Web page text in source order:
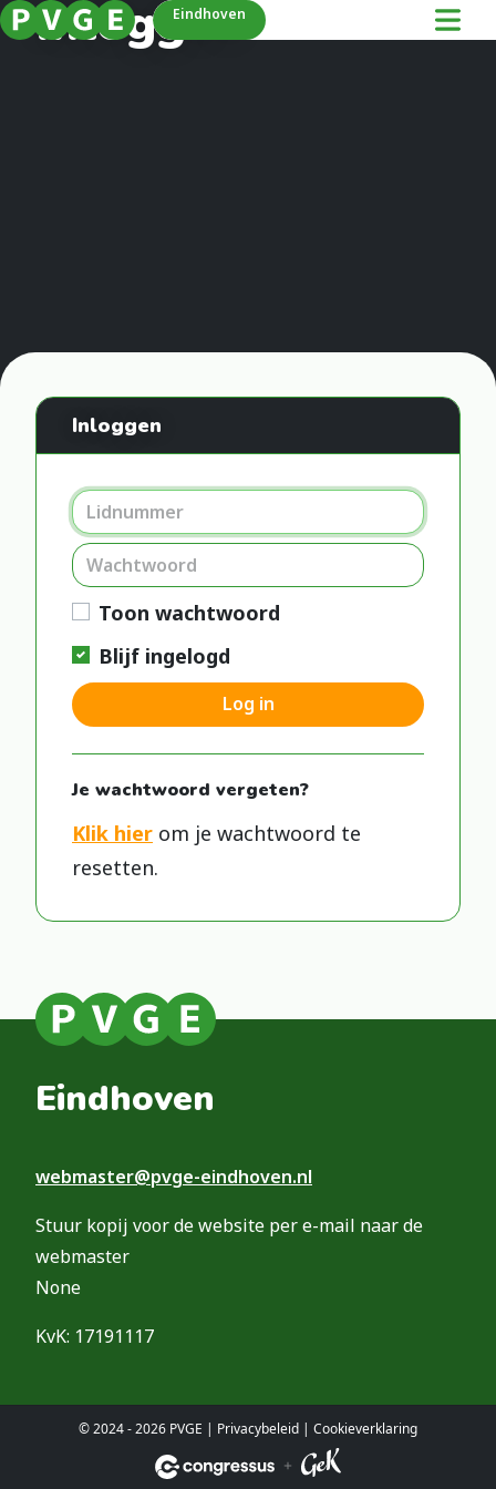
Eindhoven
Inloggen
Inloggen
Toon wachtwoord
Blijf ingelogd
Log in
Je wachtwoord vergeten?
Klik hier om je wachtwoord te
resetten.
Eindhoven
webmaster@pvge-eindhoven.nl
Stuur kopij voor de website per e-mail naar de
webmaster
None
KvK: 17191117
© 2024 - 2026 PVGE | Privacybeleid | Cookieverklaring